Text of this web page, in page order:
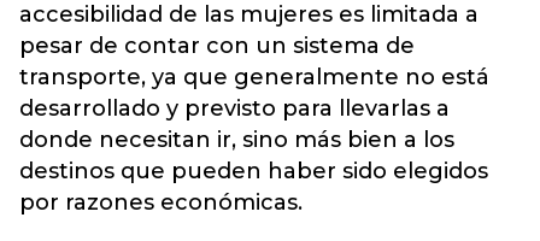
accesibilidad de las mujeres es limitada a
pesar de contar con un sistema de
transporte, ya que generalmente no está
desarrollado y previsto para llevarlas a
donde necesitan ir, sino más bien a los
destinos que pueden haber sido elegidos
por razones económicas.